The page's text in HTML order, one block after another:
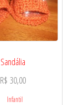
Sandália
R$ 30,00
Infantil